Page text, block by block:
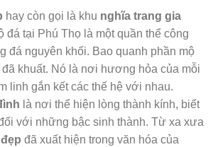
hay còn gọi là khu nghĩa trang gia
đá tại Phú Thọ là một quần thể công
đá nguyên khối. Bao quanh phần mộ
khuất. Nó là nơi hương hỏa của mỗi
linh gắn kết các thế hệ với nhau.
là nơi thể hiện lòng thành kính, biết
với những bậc sinh thành. Từ xa xưa
đã xuất hiện trong văn hóa của